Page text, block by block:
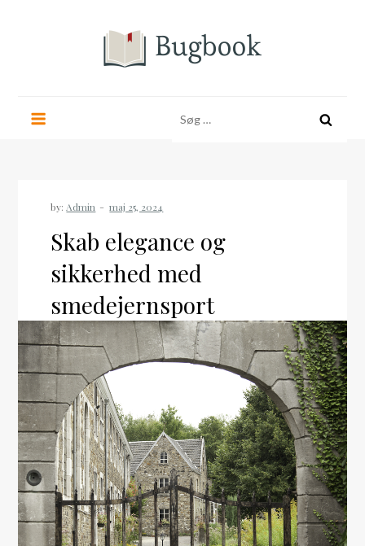
efter:
by: Admin
Skab elegance og
sikkerhed med
smedejernsport